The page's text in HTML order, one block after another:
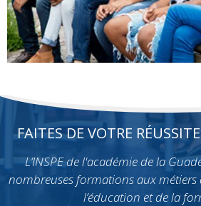
FAITES DE VOTRE
L’INSPE de l'académie de la
nombreuses formations aux métiers
l’éducation et de la